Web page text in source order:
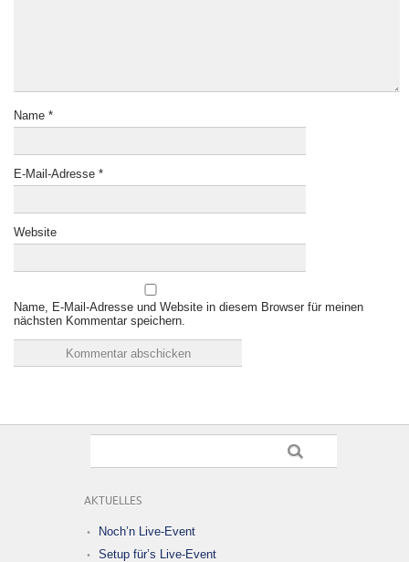
Name *
E-Mail-Adresse *
Website
Name, E-Mail-Adresse und Website in diesem Browser für meinen
nächsten Kommentar speichern.
AKTUELLES
Noch’n Live-Event
Setup für’s Live-Event